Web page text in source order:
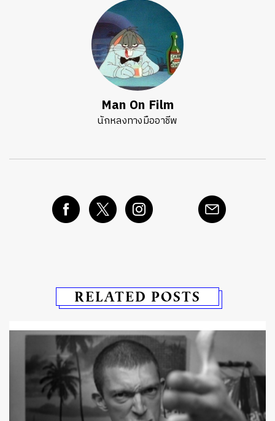
Man On Film
นักหลงทางมืออาชีพ
RELATED POSTS